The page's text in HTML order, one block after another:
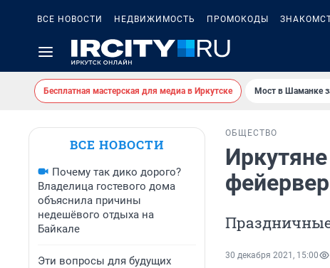
ВСЕ НОВОСТИ НЕДВИЖИМОСТЬ ПРОМОКОДЫ
Бесплатная мастерская для медиа в Иркутске Мост в Шаманке
ВСЕ НОВОСТИ
Почему так дико дорого?
Владелица гостевого дома
объяснила причины
недешёвого отдыха на
Байкале
Эти вопросы для будущих
ОБЩЕСТВО
30 декабря 2021, 15:00